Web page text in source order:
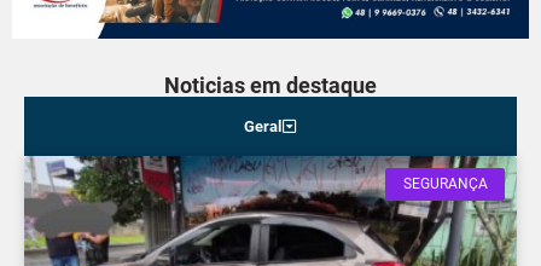
Noticias em destaque
Geral
SEGURANÇA